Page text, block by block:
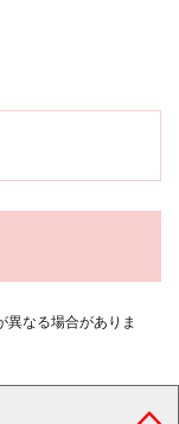
異なる場合がありま